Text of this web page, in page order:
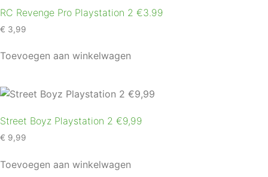
RC Revenge Pro Playstation 2 €3.99
€ 3,99
Toevoegen aan winkelwagen
Street Boyz Playstation 2 €9,99
€ 9,99
Toevoegen aan winkelwagen